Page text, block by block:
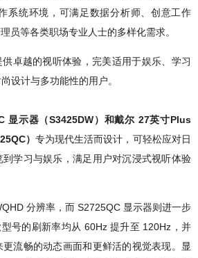
系统环境，可满足数据分析师、创意工作
员等各类职场专业人士的多样化需求。
卓越的视听体验，完美适用于娱乐、学习
设计与多功能性的用户。
显示器（S3425DW）和戴尔 27英寸Plus
） 专为现代生活而设计，可轻松应对日
学习与娱乐，满足用户对沉浸式视听体验
分辨率，而 S2725QC 显示器则进一步
号的刷新率均从 60Hz 提升至 120Hz，并
流畅的动态画面和更鲜活的视觉表现。显